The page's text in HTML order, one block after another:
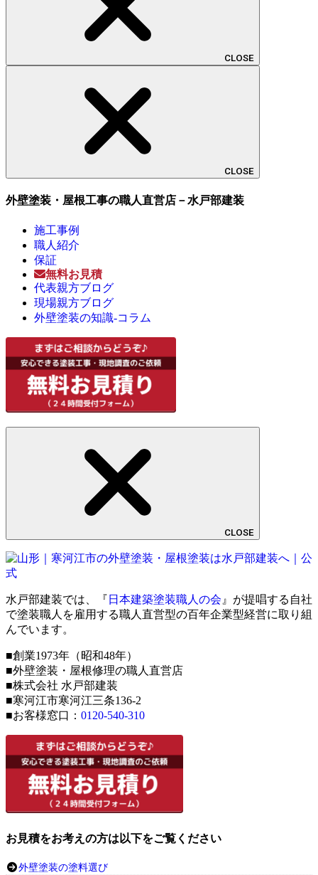
CLOSE
CLOSE
外壁塗装・屋根工事の職人直営店－水戸部建装
施工事例
職人紹介
保証
無料お見積
代表親方ブログ
現場親方ブログ
外壁塗装の知識-コラム
CLOSE
水戸部建装では、『 日本建築塗装職人の会 』が提唱する自社
で塗装職人を雇用する職人直営型の百年企業型経営に取り組
んでいます。
■創業1973年（昭和48年）
■外壁塗装・屋根修理の職人直営店
■株式会社 水戸部建装
■寒河江市寒河江三条136-2
■お客様窓口： 0120-540-310
お見積をお考えの方は以下をご覧ください
外壁塗装の塗料選び